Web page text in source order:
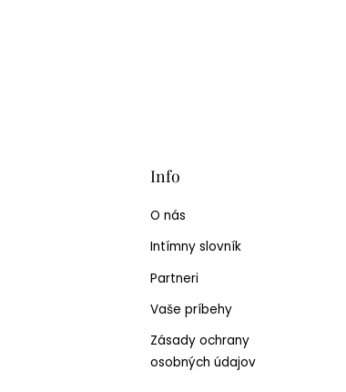
Info
O nás
Intímny slovník
Partneri
Vaše príbehy
Zásady ochrany
osobných údajov